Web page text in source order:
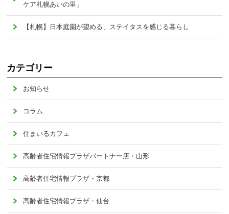
ケア札幌あいの里」
【札幌】日本庭園が望める、ステイタスを感じる暮らし
カテゴリー
お知らせ
コラム
住まいるカフェ
高齢者住宅情報プラザパートナー店・山形
高齢者住宅情報プラザ・京都
高齢者住宅情報プラザ・仙台